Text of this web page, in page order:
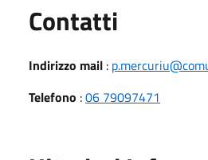
Contatti
Indirizzo mail :
Telefono :06 79097471